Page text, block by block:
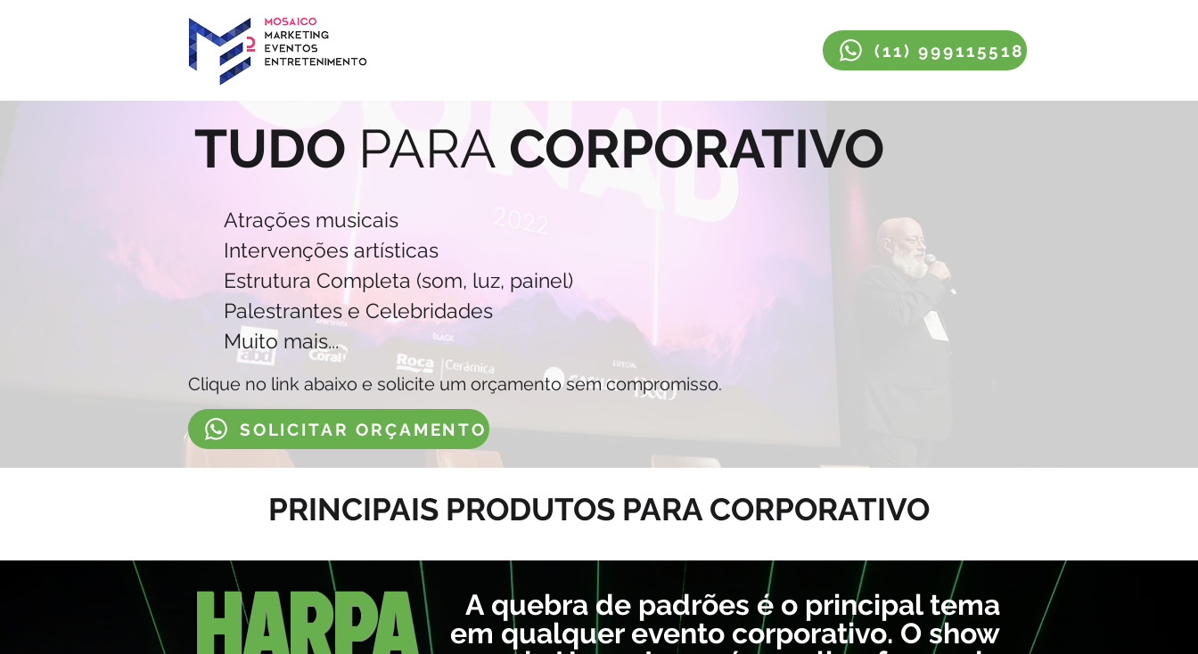
(11) 999115518
TUDO PARA CORPORATIVO
Atrações musicais
Intervenções artísticas
Estrutura Completa (som, luz, painel)
Palestrantes e Celebridades
Muito mais...
Clique no link abaixo e solicite um orçamento sem compromisso.
SOLICITAR ORÇAMENTO
PRINCIPAIS PRODUTOS PARA CORPORATIVO
HARPA
A quebra de padrões é o principal tema
em qualquer evento corporativo. O show